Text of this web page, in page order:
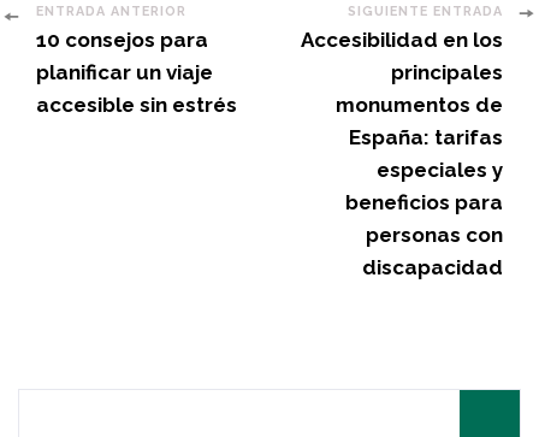
Post
Navigation
ENTRADA ANTERIOR
10 consejos para
planificar un viaje
accesible sin estrés
SIGUIENTE ENTRADA
Accesibilidad en los
principales
monumentos de
España: tarifas
especiales y
beneficios para
personas con
discapacidad